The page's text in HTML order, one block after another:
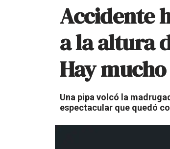
Accidente
a la altura
Hay
Una pipa volcó la
espectacular que quedó